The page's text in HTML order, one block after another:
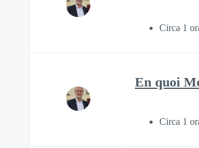
Circa 1
En quoi
Circa 1